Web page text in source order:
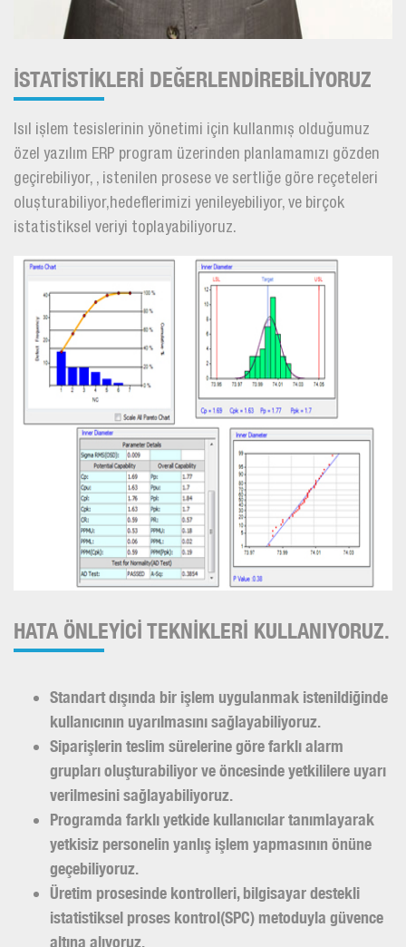
İSTATİSTİKLERİ DEĞERLENDİREBİLİYORUZ
Isıl işlem tesislerinin yönetimi için kullanmış olduğumuz
özel yazılım ERP program üzerinden planlamamızı gözden
geçirebiliyor, , istenilen prosese ve sertliğe göre reçeteleri
oluşturabiliyor,hedeflerimizi yenileyebiliyor, ve birçok
istatistiksel veriyi toplayabiliyoruz.
HATA ÖNLEYİCİ TEKNİKLERİ KULLANIYORUZ.
Standart dışında bir işlem uygulanmak istenildiğinde
kullanıcının uyarılmasını sağlayabiliyoruz.
Siparişlerin teslim sürelerine göre farklı alarm
grupları oluşturabiliyor ve öncesinde yetkililere uyarı
verilmesini sağlayabiliyoruz.
Programda farklı yetkide kullanıcılar tanımlayarak
yetkisiz personelin yanlış işlem yapmasının önüne
geçebiliyoruz.
Üretim prosesinde kontrolleri, bilgisayar destekli
istatistiksel proses kontrol(SPC) metoduyla güvence
altına alıyoruz.